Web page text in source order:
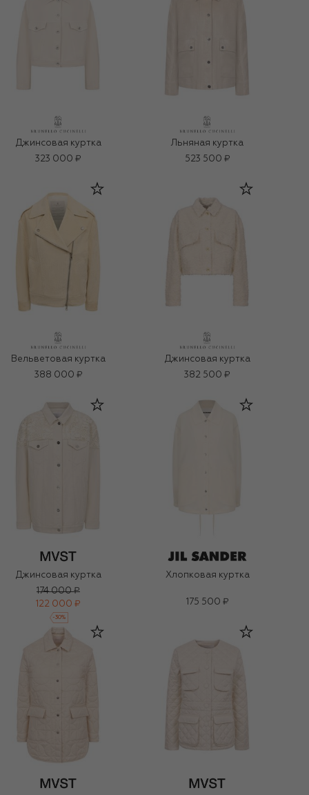
Джинсовая куртка
323 000 ₽
Льняная куртка
523 500 ₽
Вельветовая куртка
388 000 ₽
Джинсовая куртка
382 500 ₽
Джинсовая куртка
174 000 ₽
122 000 ₽
-30%
Хлопковая куртка
175 500 ₽